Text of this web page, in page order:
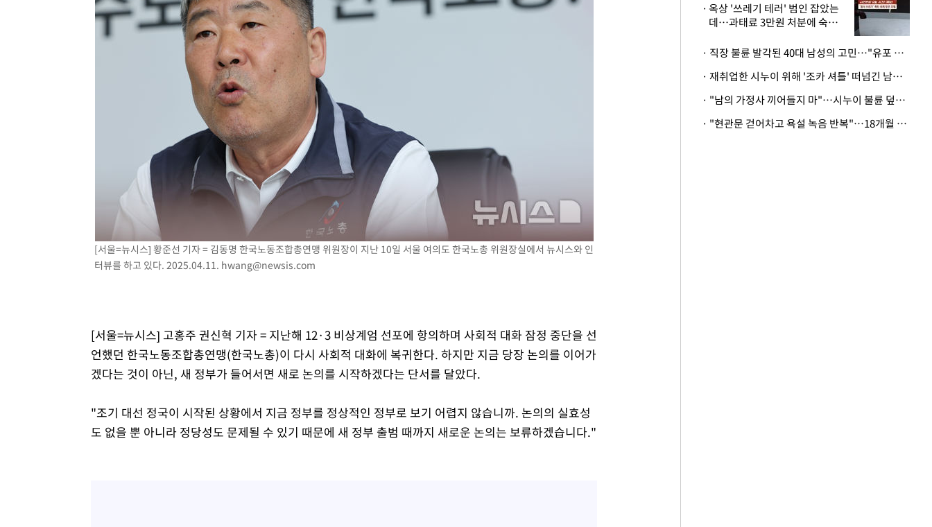
'월드컵 탈락 후폭풍' 축구협회…초유의 압수수색에 '충격·당황'
서울 낮 37.9도, 올여름 최고치 경신…영등포 순간 '40도'
[속보]종합특검, 대검 추가 압수수색…내란 중요임무종사 혐의
[속보]코스닥, 800p 회복…0.26% 오른 801.67 마감
[속보]코스피, 301.88포인트(4.58%) 내린 6296.38 마감
[속보]원·달러 환율, 0.7원 내린 1423.8원 마감
"여기 떨어졌다"…다누리, 스페이스X 로켓 달 충돌 흔적 포착
손흥민, 5경기 연속골 실패…LAFC는 승부차기 끝 과달라하라 격파
내일까지 39도 '펄펄'…기상청 "태풍 지나며 폭염 잠시 꺾인다"
[서울=뉴시스] 황준선 기자 = 김동명 한국노동조합총연맹 위원장이 지난 10일 서울 여의도 한국노총 위원장실에서 뉴시스와 인
터뷰를 하고 있다. 2025.04.11. hwang@newsis.com
[서울=뉴시스] 고홍주 권신혁 기자 = 지난해 12·3 비상계엄 선포에 항의하며 사회적 대화 잠정 중단을 선
언했던 한국노동조합총연맹(한국노총)이 다시 사회적 대화에 복귀한다. 하지만 지금 당장 논의를 이어가
겠다는 것이 아닌, 새 정부가 들어서면 새로 논의를 시작하겠다는 단서를 달았다.
"조기 대선 정국이 시작된 상황에서 지금 정부를 정상적인 정부로 보기 어렵지 않습니까. 논의의 실효성
도 없을 뿐 아니라 정당성도 문제될 수 있기 때문에 새 정부 출범 때까지 새로운 논의는 보류하겠습니다."
옥상 '쓰레기 테러' 범인 잡았는
데…과태료 3만원 처분에 숙박업
· 직장 불륜 발각된 40대 남성의 고민…"유포 동료 명예훼손·협박죄 고소 가능할까"
· 재취업한 시누이 위해 '조카 셔틀' 떠넘긴 남편…아내 "난 못한다"
· "남의 가정사 끼어들지 마"…시누이 불륜 덮으려는 남편에 억울한 아내
· "현관문 걷어차고 욕설 녹음 반복"…18개월 아기 키우는 집 뒤흔든 '앞집의 비극'